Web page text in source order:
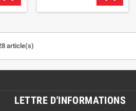
article(s)
LETTRE D'INFORMATIONS